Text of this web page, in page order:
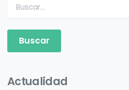
Buscar:
Actualidad